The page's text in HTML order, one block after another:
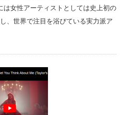
は女性アーティストとしては史上初の
、世界で注目を浴びている実力派ア